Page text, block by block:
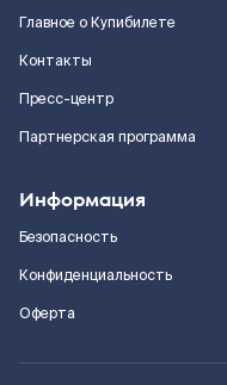
Главное о Купибилете
Контакты
Пресс-центр
Партнерская программа
Информация
Безопасность
Конфиденциальность
Оферта